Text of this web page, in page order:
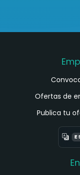
Ofertas de
Publica tu